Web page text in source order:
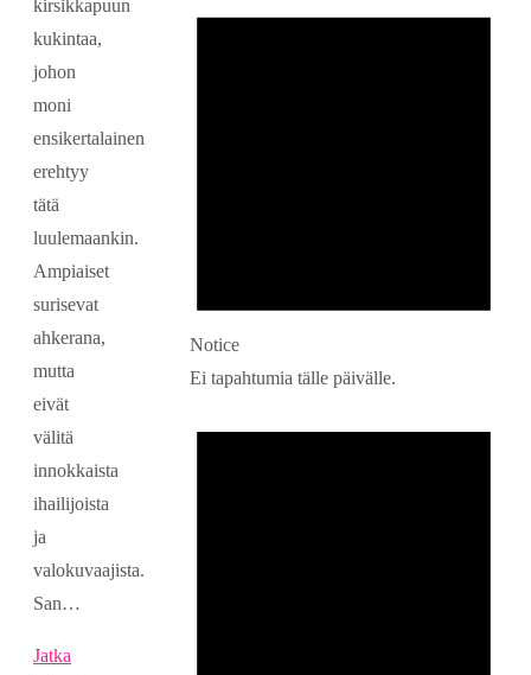
kirsikkapuun
kukintaa,
johon
moni
ensikertalainen
erehtyy
tätä
luulemaankin.
Ampiaiset
surisevat
ahkerana,
mutta
eivät
välitä
innokkaista
ihailijoista
ja
valokuvaajista.
San…
Jatka
Notice
Ei tapahtumia tälle päivälle.